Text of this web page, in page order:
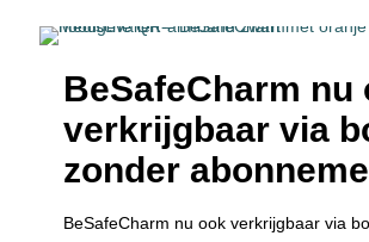
BeSafeCharm nu
verkrijgbaar via
zonder
BeSafeCharm nu ook verkrijgbaar via